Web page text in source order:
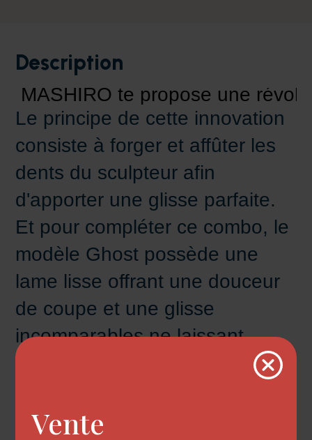
Description
MASHIRO te propose une
Le principe de cette innovation
consiste à forger et affûter les
dents du sculpteur afin
d'apporter une glisse parfaite.
Et pour compléter ce combo, le
modèle Ghost possède une
lame lisse offrant une douceur
de coupe et une glisse
incomparables ne laissant
aucune marque sur le cheveux.
permet un ratio de coupe de
Vente